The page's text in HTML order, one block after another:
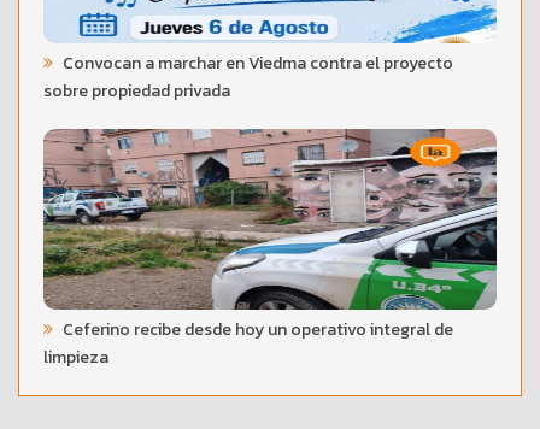
Convocan a marchar en Viedma contra el proyecto
sobre propiedad privada
Ceferino recibe desde hoy un operativo integral de
limpieza